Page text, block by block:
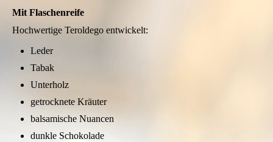
Mit Flaschenreife
Hochwertige Teroldego entwickelt:
Leder
Tabak
Unterholz
getrocknete Kräuter
balsamische Nuancen
dunkle Schokolade